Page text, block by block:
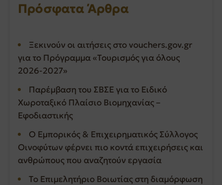
Πρόσφατα Άρθρα
Ξεκινούν οι αιτήσεις στο vouchers.gov.gr
για το Πρόγραμμα «Τουρισμός για όλους
2026-2027»
Παρέμβαση του ΣΒΣΕ για το Ειδικό
Χωροταξικό Πλαίσιο Βιομηχανίας –
Εφοδιαστικής
Ο Εμπορικός & Επιχειρηματικός Σύλλογος
Οινοφύτων φέρνει πιο κοντά επιχειρήσεις και
ανθρώπους που αναζητούν εργασία
Το Επιμελητήριο Βοιωτίας στη διαμόρφωση